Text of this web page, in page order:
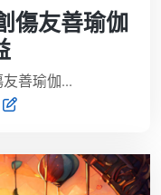
嘉
敏
傷友善瑜伽
善瑜伽...